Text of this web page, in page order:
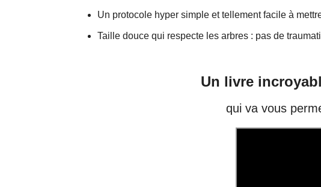
Un protocole hyper simple et tellement facile à
Taille douce qui respecte les arbres : pas de
Un livre
qui va vous